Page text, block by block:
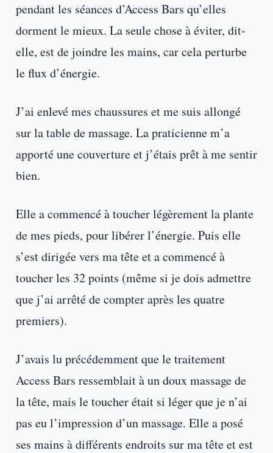
pendant les séances d’Access Bars qu’elles
dorment le mieux. La seule chose à éviter, dit-
elle, est de joindre les mains, car cela perturbe
le flux d’énergie.
J’ai enlevé mes chaussures et me suis allongé
sur la table de massage. La praticienne m’a
apporté une couverture et j’étais prêt à me sentir
bien.
Elle a commencé à toucher légèrement la plante
de mes pieds, pour libérer l’énergie. Puis elle
s’est dirigée vers ma tête et a commencé à
toucher les 32 points (même si je dois admettre
que j’ai arrêté de compter après les quatre
premiers).
J’avais lu précédemment que le traitement
Access Bars ressemblait à un doux massage de
la tête, mais le toucher était si léger que je n’ai
pas eu l’impression d’un massage. Elle a posé
ses mains à différents endroits sur ma tête et est